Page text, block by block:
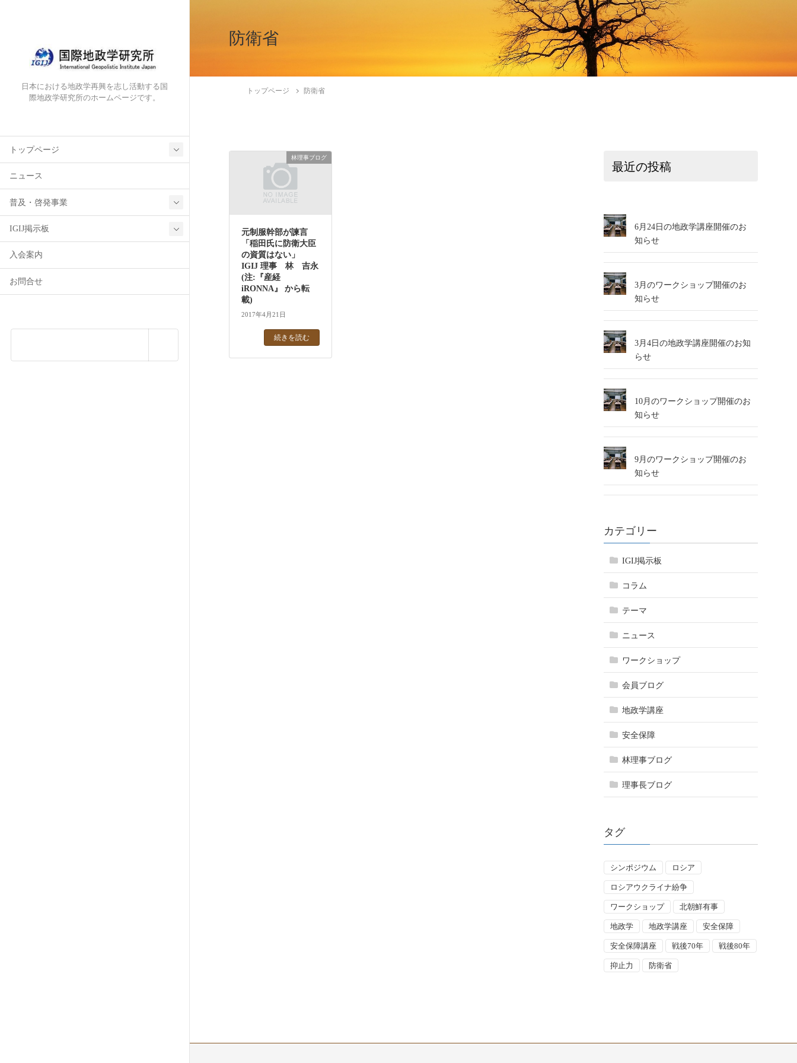
日本における地政学再興を志し活動する国
際地政学研究所のホームページです。
トップページ
ニュース
普及・啓発事業
IGIJ掲示板
入会案内
お問合せ
防衛省
トップページ 防衛省
林理事ブログ
元制服幹部が諫言
「稲田氏に防衛大臣
の資質はない」
IGIJ 理事 林 吉永
(注:『産経
iRONNA』 から転
載)
2017年4月21日
続きを読む
最近の投稿
6月24日の地政学講座開催のお
知らせ
3月のワークショップ開催のお
知らせ
3月4日の地政学講座開催のお知
らせ
10月のワークショップ開催のお
知らせ
9月のワークショップ開催のお
知らせ
カテゴリー
IGIJ掲示板
コラム
テーマ
ニュース
ワークショップ
会員ブログ
地政学講座
安全保障
林理事ブログ
理事長ブログ
タグ
シンポジウム ロシア
ロシアウクライナ紛争
ワークショップ 北朝鮮有事
地政学 地政学講座 安全保障
安全保障講座 戦後70年 戦後80年
抑止力 防衛省